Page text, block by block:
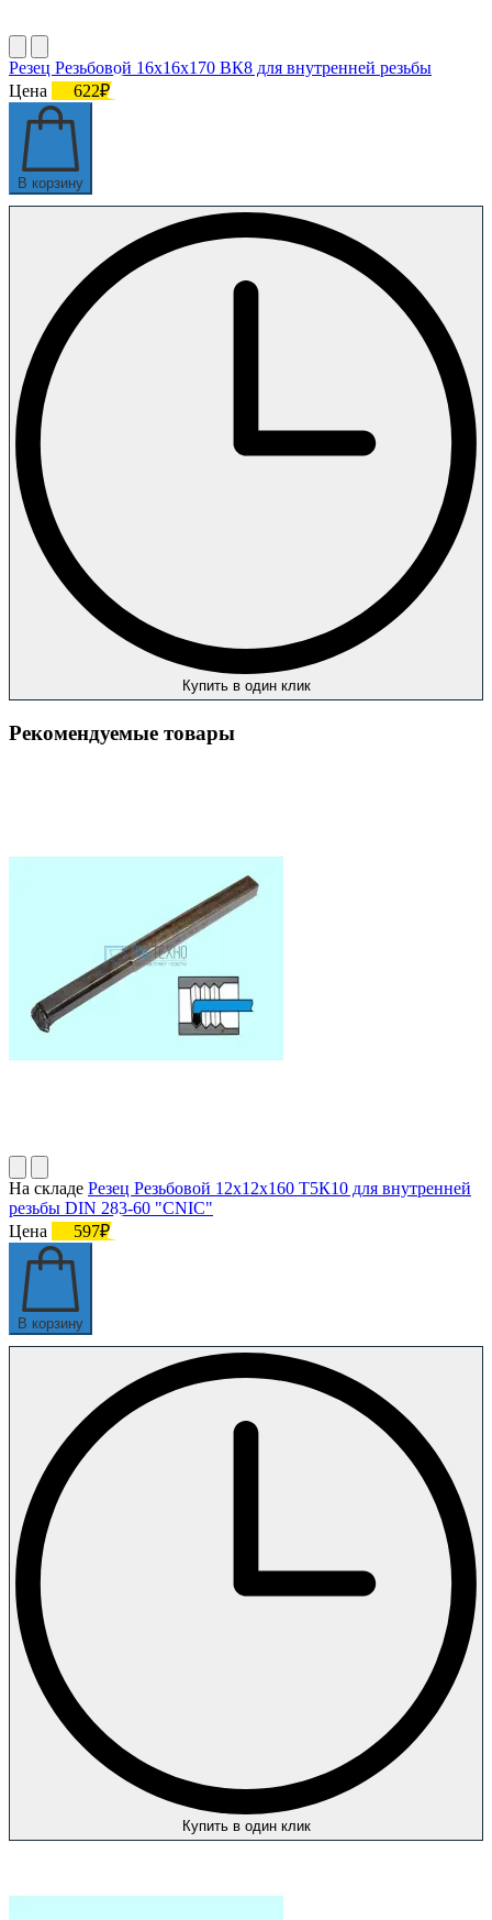
Резец Резьбовой 16х16х170 ВК8 для внутренней резьбы
Цена
622₽
В корзину
Купить в один клик
Рекомендуемые товары
На складе Резец Резьбовой 12х12х160 Т5К10 для внутренней
резьбы DIN 283-60 "CNIC"
Цена
597₽
В корзину
Купить в один клик